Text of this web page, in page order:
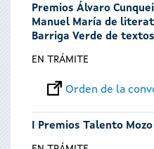
Premios Álvaro
Manuel María de
Barriga Verde de
EN TRÁMITE
Orden de la
I Premios Talento Mozo